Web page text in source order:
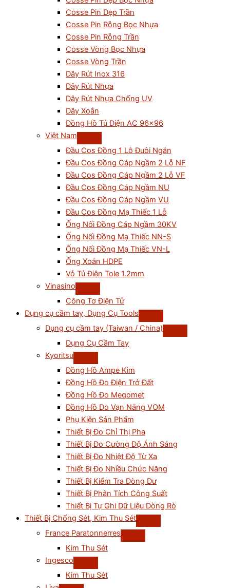
Cosse Pin Dẹp Trần
Cosse Pin Rỗng Bọc Nhựa
Cosse Pin Rỗng Trần
Cosse Vòng Bọc Nhựa
Cosse Vòng Trần
Dây Rút Inox 316
Dây Rút Nhựa
Dây Rút Nhựa Chống UV
Dây Xoắn
Đồng Hồ Tủ Điện AC 96×96
Việt Nam
Đầu Cos Đồng 1 Lỗ Đuôi Ngắn
Đầu Cos Đồng Cáp Ngầm 2 Lỗ NF
Đầu Cos Đồng Cáp Ngầm 2 Lỗ VF
Đầu Cos Đồng Cáp Ngầm NU
Đầu Cos Đồng Cáp Ngầm VU
Đầu Cos Đồng Mạ Thiếc 1 Lỗ
Ống Nối Đồng Cáp Ngầm 30KV
Ống Nối Đồng Mạ Thiếc NN-S
Ống Nối Đồng Mạ Thiếc VN-L
Ống Xoắn HDPE
Vỏ Tủ Điện Tole 1.2mm
Vinasino
Công Tơ Điện Tử
Dụng cụ cầm tay, Dụng Cụ Tools
Dụng cụ cầm tay (Taiwan / China)
Dụng Cụ Cầm Tay
Kyoritsu
Đồng Hồ Ampe Kìm
Đồng Hồ Đo Điện Trở Đất
Đồng Hồ Đo Megomet
Đồng Hồ Đo Vạn Năng VOM
Phụ Kiện Sản Phẩm
Thiết Bị Đo Chỉ Thị Pha
Thiết Bị Đo Cường Độ Ánh Sáng
Thiết Bị Đo Nhiệt Độ Từ Xa
Thiết Bị Đo Nhiều Chức Năng
Thiết Bị Kiểm Tra Dòng Dư
Thiết Bị Phân Tích Công Suất
Thiết Bị Tự Ghi Dữ Liệu Dòng Rò
Thiết Bị Chống Sét, Kim Thu Sét
France Paratonnerres
Kim Thu Sét
Ingesco
Kim Thu Sét